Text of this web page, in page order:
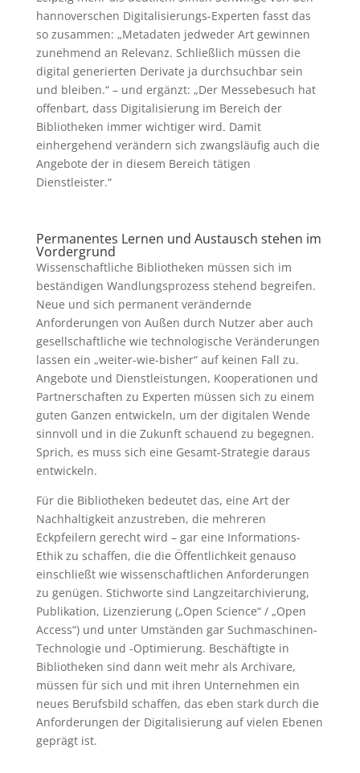
hannoverschen Digitalisierungs-Experten fasst das
so zusammen: „Metadaten jedweder Art gewinnen
zunehmend an Relevanz. Schließlich müssen die
digital generierten Derivate ja durchsuchbar sein
und bleiben.“ – und ergänzt: „Der Messebesuch hat
offenbart, dass Digitalisierung im Bereich der
Bibliotheken immer wichtiger wird. Damit
einhergehend verändern sich zwangsläufig auch die
Angebote der in diesem Bereich tätigen
Dienstleister.“
Permanentes Lernen und Austausch stehen im
Vordergrund
Wissenschaftliche Bibliotheken müssen sich im
beständigen Wandlungsprozess stehend begreifen.
Neue und sich permanent verändernde
Anforderungen von Außen durch Nutzer aber auch
gesellschaftliche wie technologische Veränderungen
lassen ein „weiter-wie-bisher“ auf keinen Fall zu.
Angebote und Dienstleistungen, Kooperationen und
Partnerschaften zu Experten müssen sich zu einem
guten Ganzen entwickeln, um der digitalen Wende
sinnvoll und in die Zukunft schauend zu begegnen.
Sprich, es muss sich eine Gesamt-Strategie daraus
entwickeln.
Für die Bibliotheken bedeutet das, eine Art der
Nachhaltigkeit anzustreben, die mehreren
Eckpfeilern gerecht wird – gar eine Informations-
Ethik zu schaffen, die die Öffentlichkeit genauso
einschließt wie wissenschaftlichen Anforderungen
zu genügen. Stichworte sind Langzeitarchivierung,
Publikation, Lizenzierung („Open Science“ / „Open
Access“) und unter Umständen gar Suchmaschinen-
Technologie und -Optimierung. Beschäftigte in
Bibliotheken sind dann weit mehr als Archivare,
müssen für sich und mit ihren Unternehmen ein
neues Berufsbild schaffen, das eben stark durch die
Anforderungen der Digitalisierung auf vielen Ebenen
geprägt ist.